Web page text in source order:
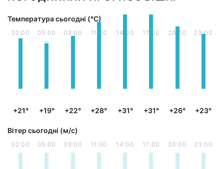
Температура сьогодні (°С)
02:00
+21°
05:00
+19°
08:00
+22°
11:00
+28°
14:00
+31°
17:00
+31°
20:00
+26°
23:00
+23°
Вітер сьогодні (м/с)
02:00 05:00 08:00 11:00 14:00 17:00 20:00 23:00